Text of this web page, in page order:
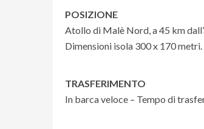
POSIZIONE
Atollo di Malè Nord, a 45 km
Dimensioni isola 300 x 170 metri.
TRASFERIMENTO
In barca veloce – Tempo di